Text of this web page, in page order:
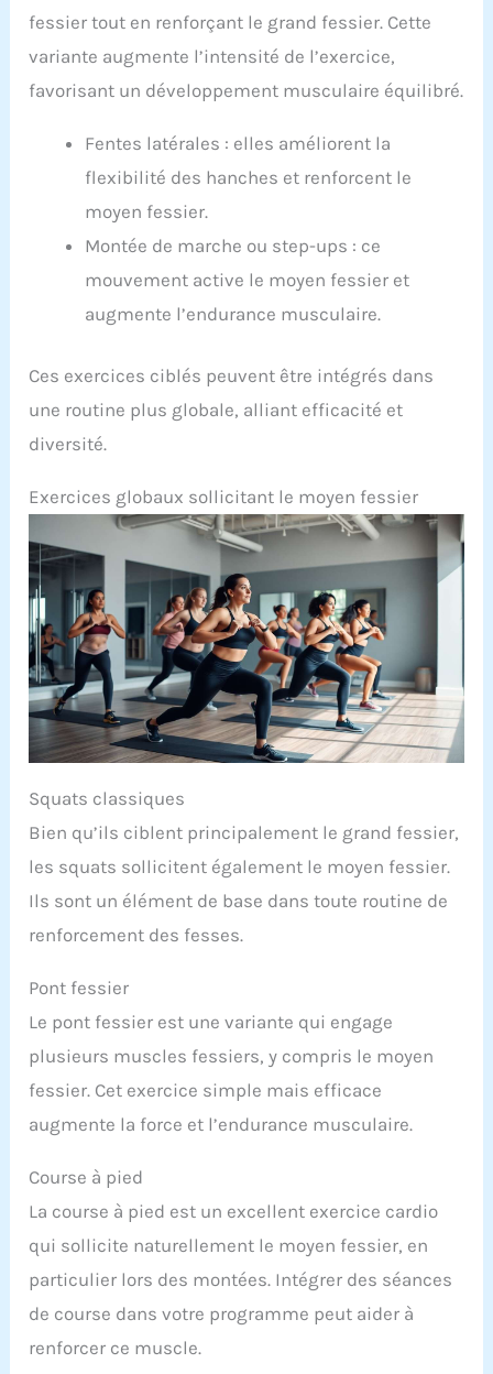
fessier tout en renforçant le grand fessier. Cette
variante augmente l’intensité de l’exercice,
favorisant un développement musculaire équilibré.
Fentes latérales : elles améliorent la
flexibilité des hanches et renforcent le
moyen fessier.
Montée de marche ou step-ups : ce
mouvement active le moyen fessier et
augmente l’endurance musculaire.
Ces exercices ciblés peuvent être intégrés dans
une routine plus globale, alliant efficacité et
diversité.
Exercices globaux sollicitant le moyen fessier
Squats classiques
Bien qu’ils ciblent principalement le grand fessier,
les squats sollicitent également le moyen fessier.
Ils sont un élément de base dans toute routine de
renforcement des fesses.
Pont fessier
Le pont fessier est une variante qui engage
plusieurs muscles fessiers, y compris le moyen
fessier. Cet exercice simple mais efficace
augmente la force et l’endurance musculaire.
Course à pied
La course à pied est un excellent exercice cardio
qui sollicite naturellement le moyen fessier, en
particulier lors des montées. Intégrer des séances
de course dans votre programme peut aider à
renforcer ce muscle.